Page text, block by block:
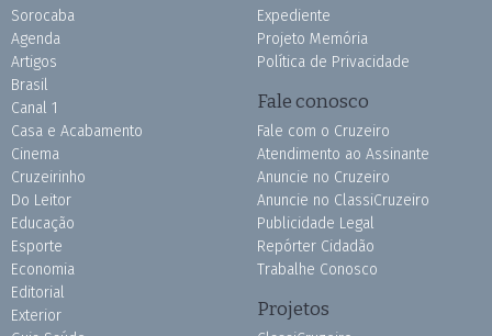
Sorocaba
Agenda
Artigos
Brasil
Canal 1
Casa e Acabamento
Cinema
Cruzeirinho
Do Leitor
Educação
Esporte
Economia
Editorial
Exterior
Expediente
Projeto Memória
Política de Privacidade
Fale conosco
Fale com o Cruzeiro
Atendimento ao Assinante
Anuncie no Cruzeiro
Anuncie no ClassiCruzeiro
Publicidade Legal
Repórter Cidadão
Trabalhe Conosco
Projetos